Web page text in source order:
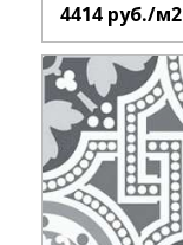
4414 руб./м2